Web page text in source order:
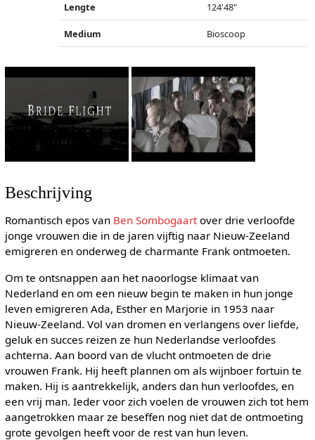
Lengte 124'48"
Medium Bioscoop
Beschrijving
Romantisch epos van Ben Sombogaartover drie verloofde
jonge vrouwen die in de jaren vijftig naar Nieuw-Zeeland
emigreren en onderweg de charmante Frank ontmoeten.
Om te ontsnappen aan het naoorlogse klimaat van
Nederland en om een nieuw begin te maken in hun jonge
leven emigreren Ada, Esther en Marjorie in 1953 naar
Nieuw-Zeeland. Vol van dromen en verlangens over liefde,
geluk en succes reizen ze hun Nederlandse verloofdes
achterna. Aan boord van de vlucht ontmoeten de drie
vrouwen Frank. Hij heeft plannen om als wijnboer fortuin te
maken. Hij is aantrekkelijk, anders dan hun verloofdes, en
een vrij man. Ieder voor zich voelen de vrouwen zich tot hem
aangetrokken maar ze beseffen nog niet dat de ontmoeting
grote gevolgen heeft voor de rest van hun leven.